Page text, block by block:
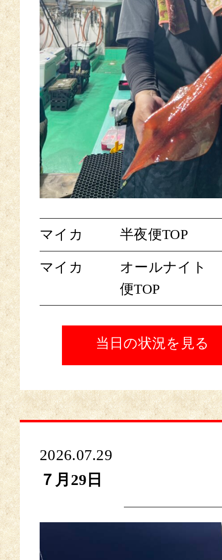
マイカ 半夜便TOP
マイカ
オールナイト
便TOP
当日の状況を見る
2026.07.29
７月29日